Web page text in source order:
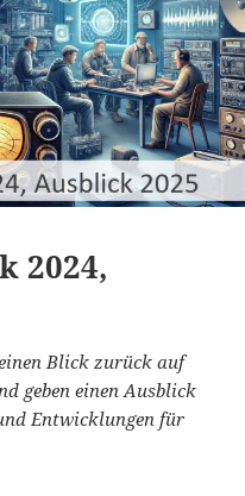
2024,
Blick zurück auf
geben einen Ausblick
Entwicklungen für